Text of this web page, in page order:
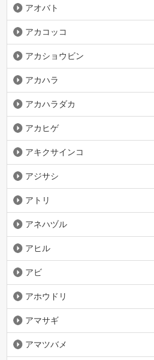
アオバト
アカコッコ
アカショウビン
アカハラ
アカハラダカ
アカヒゲ
アキクサインコ
アジサシ
アトリ
アネハヅル
アヒル
アビ
アホウドリ
アマサギ
アマツバメ